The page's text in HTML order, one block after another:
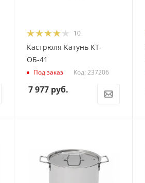
10
Кастрюля Катунь КТ-
ОБ-41
Под заказ Код: 237206
7 977руб.